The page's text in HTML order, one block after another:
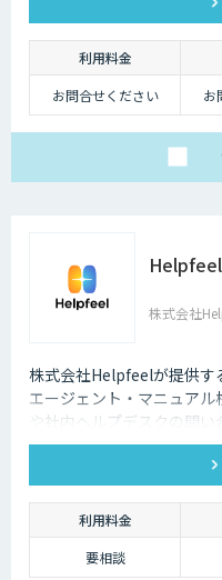
上を実現します。
利用料金
お問合せください
お
Helpfeel
株式会社
株式会社Helpfeelが提供す
エージェント・マニュア
や社内ヘルプデスクの問
テムです。特許技術と手
利用料金
要相談